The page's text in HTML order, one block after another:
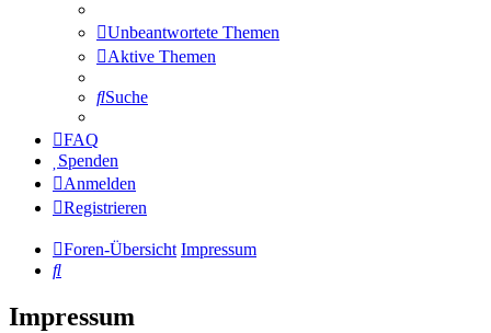
Unbeantwortete Themen
Aktive Themen
Suche
FAQ
Spenden
Anmelden
Registrieren
Foren-Übersicht Impressum
Suche
Impressum